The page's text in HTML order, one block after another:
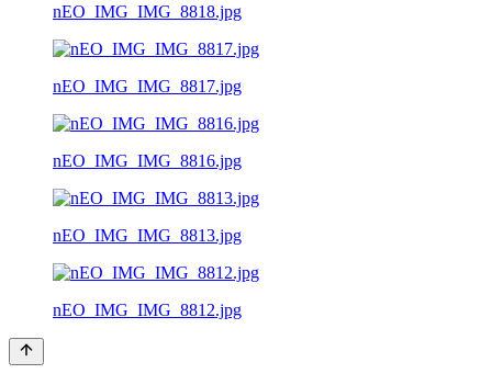
nEO_IMG_IMG_8818.jpg
nEO_IMG_IMG_8817.jpg
nEO_IMG_IMG_8816.jpg
nEO_IMG_IMG_8813.jpg
nEO_IMG_IMG_8812.jpg